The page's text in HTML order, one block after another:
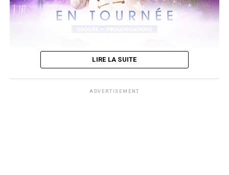
A noter que son 4ème albumPrince of Piecesdont sa sortie est
prévue le 14 août.
LIRE LA SUITE
ADVERTISEMENT